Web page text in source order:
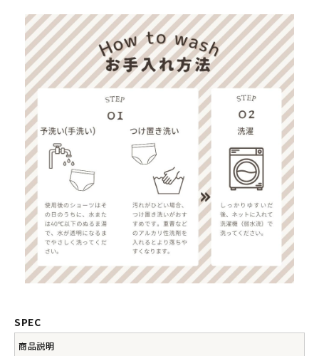
SPEC
商品説明